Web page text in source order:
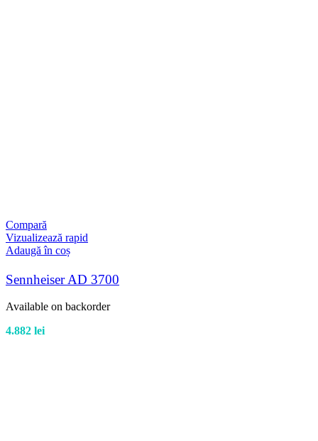
Compară
Vizualizează rapid
Adaugă în coș
Sennheiser AD 3700
Available on backorder
4.882 lei